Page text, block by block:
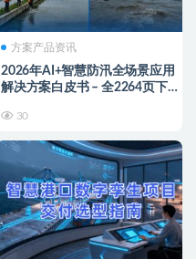
方案产品资讯
2026年AI+智慧防汛全场景应用
解决方案白皮书 – 全2264页下
30